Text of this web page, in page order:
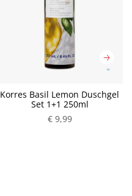
Korres Basil Lemon Duschgel
Set 1+1 250ml
€ 9,99